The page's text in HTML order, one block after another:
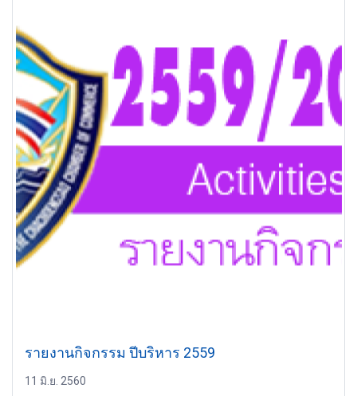
รายงานกิจกรรม ปีบริหาร 2559
11 มิ.ย. 2560